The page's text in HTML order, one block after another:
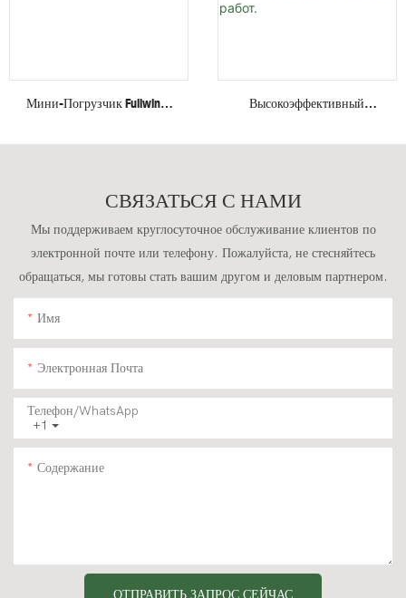
Мини-Погрузчик Fullwin С
Новом Состоянии,
Высокоэффективный
Гусеничный Экскаватор
Работ.
СВЯЗАТЬСЯ С НАМИ
Мы поддерживаем круглосуточное обслуживание клиентов по
электронной почте или телефону. Пожалуйста, не стесняйтесь
обращаться, мы готовы стать вашим другом и деловым партнером.
Имя
Электронная Почта
+1
Телефон/WhatsApp
Содержание
ОТПРАВИТЬ ЗАПРОС СЕЙЧАС